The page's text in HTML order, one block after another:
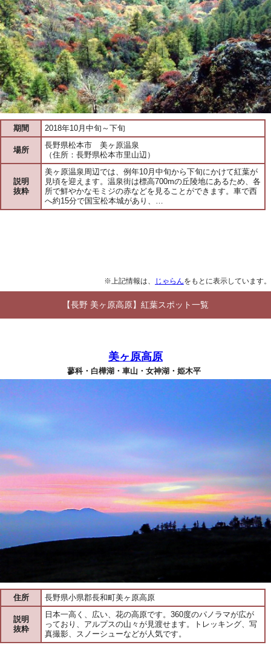
期間 2018年10月中旬～下旬
場所
長野県松本市 美ヶ原温泉
（住所：長野県松本市里山辺）
説明
抜粋
美ヶ原温泉周辺では、例年10月中旬から下旬にかけて紅葉が
見頃を迎えます。温泉街は標高700mの丘陵地にあるため、各
所で鮮やかなモミジの赤などを見ることができます。車で西
へ約15分で国宝松本城があり、…
※上記情報は、 じゃらんをもとに表示しています。
【長野 美ヶ原高原】紅葉スポット一覧
美ヶ原高原
蓼科・白樺湖・車山・女神湖・姫木平
住所 長野県小県郡長和町美ヶ原高原
説明
抜粋
日本一高く、広い、花の高原です。360度のパノラマが広が
っており、アルプスの山々が見渡せます。トレッキング、写
真撮影、スノーシューなどが人気です。